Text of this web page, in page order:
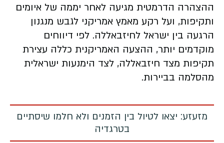
ההצהרה הדרמטית מגיעה לאחר יממה של איומים
ותקיפות, ועל רקע מאמץ אמריקני לגבש מנגנון
הרגעה בין ישראל לחיזבאללה. לפי דיווחים
מוקדמים יותר, ההצעה האמריקנית כללה עצירת
תקיפות מצד חיזבאללה, לצד הימנעות ישראלית
מהסלמה בביירות.
מזעזע: יצאו לטיול בין הזמנים ולא חלמו שיסתיים
בטרגדיה